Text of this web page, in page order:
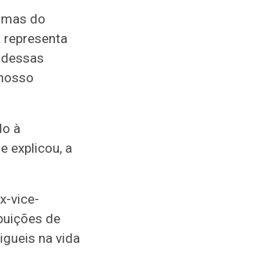
do
à
explicou, a
vice-
de
na vida